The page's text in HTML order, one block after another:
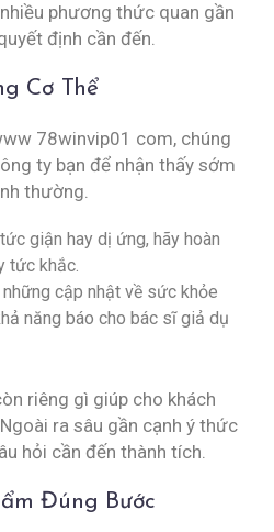
phương thức quan gần
định cần đến.
Cơ Thể
78winvip01 com, chúng
ty bạn để nhận thấy sớm
thường.
giận hay dị ứng, hãy hoàn
tức khắc.
cập nhật về sức khỏe
năng báo cho bác sĩ giả dụ
riêng gì giúp cho khách
ra sâu gần cạnh ý thức
hỏi cần đến thành tích.
Đúng Bước